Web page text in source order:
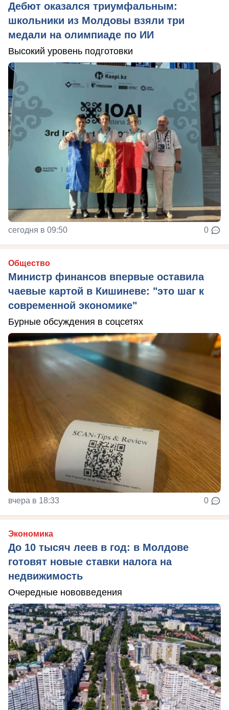
Дебют оказался триумфальным:
школьники из Молдовы взяли три
медали на олимпиаде по ИИ
Высокий уровень подготовки
сегодня в 09:50 0
Общество
Министр финансов впервые оставила
чаевые картой в Кишиневе: "это шаг к
современной экономике"
Бурные обсуждения в соцсетях
вчера в 18:33 0
Экономика
До 10 тысяч леев в год: в Молдове
готовят новые ставки налога на
недвижимость
Очередные нововведения